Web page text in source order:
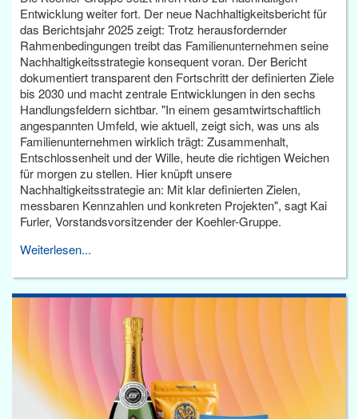
Entwicklung weiter fort. Der neue Nachhaltigkeitsbericht für
das Berichtsjahr 2025 zeigt: Trotz herausfordernder
Rahmenbedingungen treibt das Familienunternehmen seine
Nachhaltigkeitsstrategie konsequent voran. Der Bericht
dokumentiert transparent den Fortschritt der definierten Ziele
bis 2030 und macht zentrale Entwicklungen in den sechs
Handlungsfeldern sichtbar. "In einem gesamtwirtschaftlich
angespannten Umfeld, wie aktuell, zeigt sich, was uns als
Familienunternehmen wirklich trägt: Zusammenhalt,
Entschlossenheit und der Wille, heute die richtigen Weichen
für morgen zu stellen. Hier knüpft unsere
Nachhaltigkeitsstrategie an: Mit klar definierten Zielen,
messbaren Kennzahlen und konkreten Projekten", sagt Kai
Furler, Vorstandsvorsitzender der Koehler-Gruppe.
Weiterlesen...